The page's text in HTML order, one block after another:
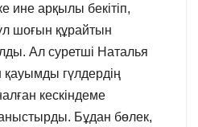
ине арқылы бекітіп,
шоғын құрайтын
Ал суретші Наталья
гүлдердің
кескіндеме
Бұдан бөлек,